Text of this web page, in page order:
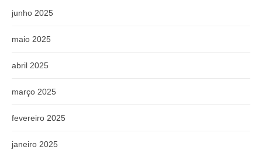
junho 2025
maio 2025
abril 2025
março 2025
fevereiro 2025
janeiro 2025